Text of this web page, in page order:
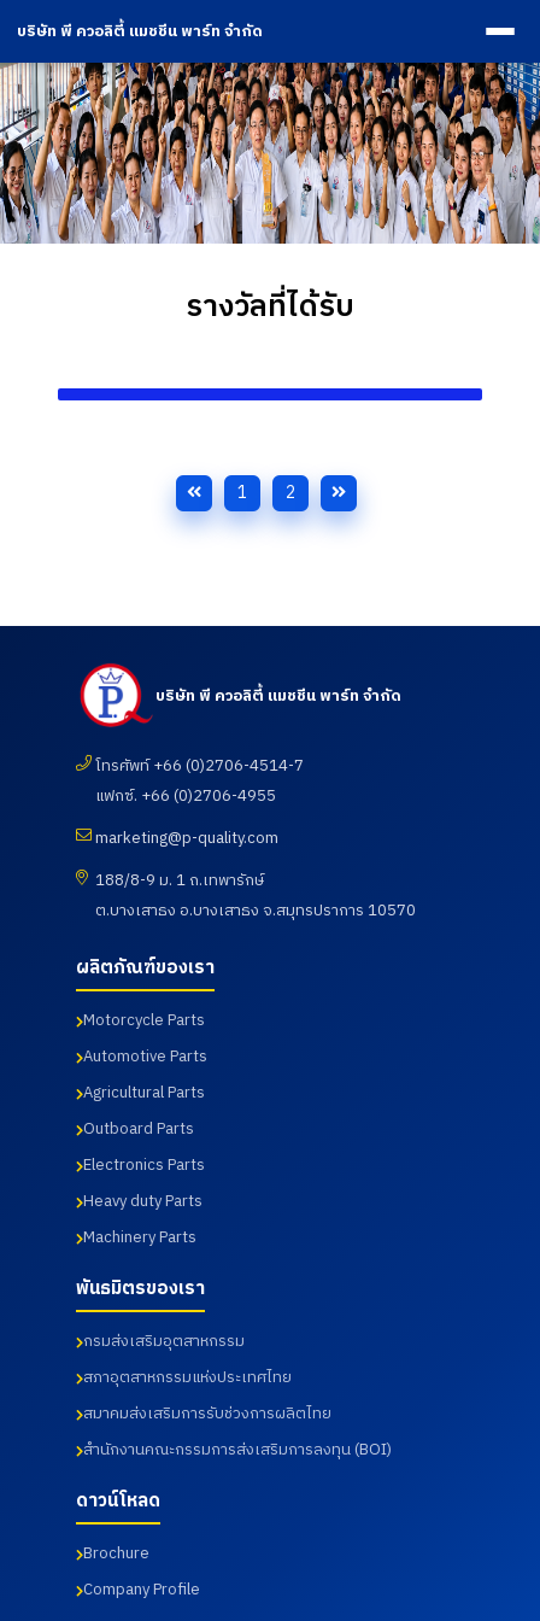
บริษัท พี ควอลิตี้ แมชชีน พาร์ท จำกัด
รางวัลที่ได้รับ
1 2
บริษัท พี ควอลิตี้ แมชชีน พาร์ท จำกัด
โทรศัพท์ +66 (0)2706-4514-7
แฟกซ์. +66 (0)2706-4955
marketing@p-quality.com
188/8-9 ม. 1 ถ.เทพารักษ์
ต.บางเสาธง อ.บางเสาธง จ.สมุทรปราการ 10570
ผลิตภัณฑ์ของเรา
Motorcycle Parts
Automotive Parts
Agricultural Parts
Outboard Parts
Electronics Parts
Heavy duty Parts
Machinery Parts
พันธมิตรของเรา
กรมส่งเสริมอุตสาหกรรม
สภาอุตสาหกรรมแห่งประเทศไทย
สมาคมส่งเสริมการรับช่วงการผลิตไทย
สำนักงานคณะกรรมการส่งเสริมการลงทุน (BOI)
ดาวน์โหลด
Brochure
Company Profile